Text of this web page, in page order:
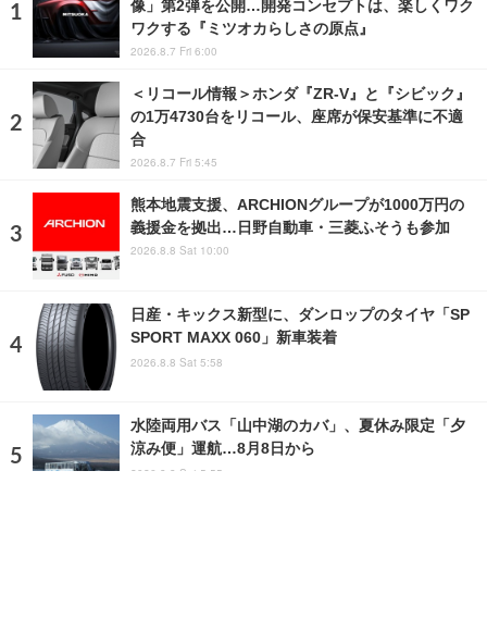
像」第2弾を公開…開発コンセプトは、楽しくワク
ワクする『ミツオカらしさの原点』
2026.8.7 Fri 6:00
＜リコール情報＞ホンダ『ZR-V』と『シビック』
の1万4730台をリコール、座席が保安基準に不適
合
2026.8.7 Fri 5:45
熊本地震支援、ARCHIONグループが1000万円の
義援金を拠出…日野自動車・三菱ふそうも参加
2026.8.8 Sat 10:00
日産・キックス新型に、ダンロップのタイヤ「SP
SPORT MAXX 060」新車装着
2026.8.8 Sat 5:58
水陸両用バス「山中湖のカバ」、夏休み限定「夕
涼み便」運航…8月8日から
2026.8.8 Sat 5:55